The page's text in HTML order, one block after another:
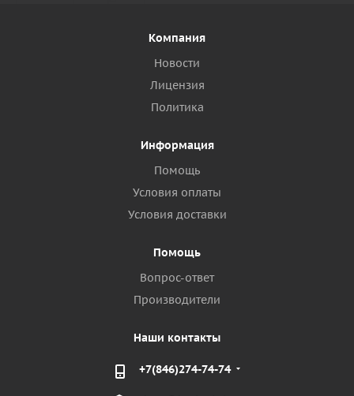
Компания
Новости
Лицензия
Политика
Информация
Помощь
Условия оплаты
Условия доставки
Помощь
Вопрос-ответ
Производители
Наши контакты
+7(846)274-74-74